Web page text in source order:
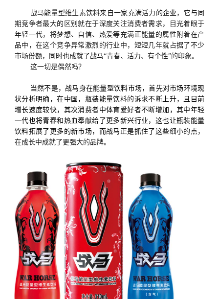
战马能量型维生素饮料来自一家充满活力的企业，它与同
期竞争者最大的区别就在于深度关注消费者需求，目光着眼于
年轻一代，将梦想、自信、热爱等充满正能量的属性附着在产
品中，在这个竞争异常激烈的行业中，短短几年就占据了不少
市场份额，同时也成就了战马“青春、活力、有个性”的印象。
这一切是偶然吗？
当然不是，战马身在能量型饮料市场，首先对市场环境现
状分析明确，在中国，瓶装能量饮料的诉求不断上升，且目前
增长速度较快，其次消费者中体育爱好者不断增加，其中年轻
一代也将青春和热血奉献给了更多新兴行业，这也让瓶装能量
饮料拓展了更多的新市场，而战马正是抓住了这些细小的点，
在成长中成就了更强大的品牌。